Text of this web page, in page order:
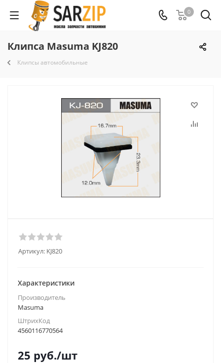
0
Клипса Masuma KJ820
Клипсы автомобильные
Артикул: KJ820
Характеристики
Производитель
Masuma
ШтрихКод
4560116770564
25 руб./шт